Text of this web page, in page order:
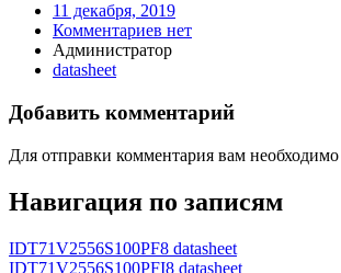
11 декабря, 2019
Комментариев нет
Администратор
datasheet
Добавить комментарий
Для отправки комментария вам необходимо
Навигация по записям
IDT71V2556S100PF8 datasheet
IDT71V2556S100PFI8 datasheet